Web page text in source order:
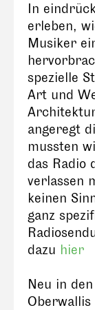
In
erleben,
Musiker
spezielle
Art und
angeregt
mussten
das Radio
verlassen
keinen
ganz
dazu hier
Neu in
Oberwallis